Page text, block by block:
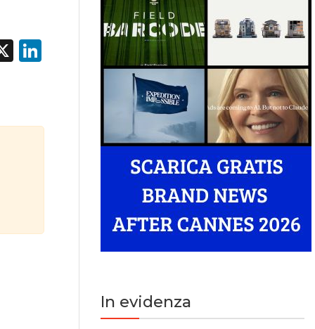
X LinkedIn
In evidenza